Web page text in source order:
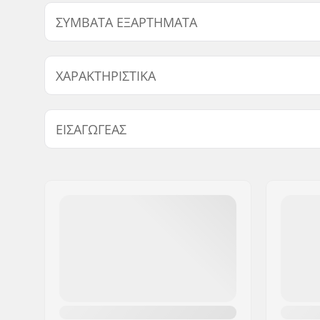
ΣΥΜΒΑΤΆ ΕΞΑΡΤΉΜΑΤΑ
Βρείτε προϊόντα συμβατά με Lucky Steely 100/
ΧΑΡΑΚΤΗΡΙΣΤΙΚΆ
Διάμετρος ρόδας:
100mm,
Τύπος φρένου:
ΕΙΣΑΓΩΓΈΑΣ